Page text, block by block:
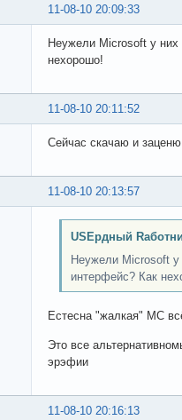
11-08-10 20:09:33
Неужели Microsoft у них
нехорошо!
11-08-10 20:11:52
Сейчас скачаю и
11-08-10 20:13:57
USEрдный
Неужели Microsoft у
интерфейс? Как
Естесна "жалкая" МС
Это все
эрэфии
11-08-10 20:16:13